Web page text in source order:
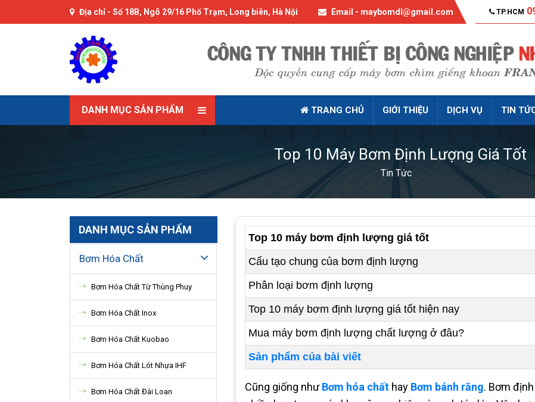
Địa chỉ - Số 18B, Ngõ 29/16 Phố Trạm, Long biên, Hà Nội Email - maybomdl@gmail.com TP.HCM
DANH MỤC SẢN PHẨM TRANG CHỦ GIỚI THIỆU DỊCH VỤ TIN
Top 10 Máy Bơm Định Lượng Giá Tốt
Tin Tức
DANH MỤC SẢN PHẨM
Bơm Hóa Chất
Bơm Hóa Chất Từ Thùng Phuy
Bơm Hóa Chất Inox
Bơm Hóa Chất Kuobao
Bơm Hóa Chất Lót Nhựa IHF
Bơm Hóa Chất Đài Loan
Top 10 máy bơm định lượng giá tốt
Cấu tạo chung của bơm định lượng
Phân loại bơm định lượng
Top 10 máy bơm định lượng giá tốt hiện nay
Mua máy bơm định lượng chất lượng ở đâu?
Sản phẩm của bài viết
Cũng giống nhưBơm hóa chấthay Bơm bánh răng. Bơm